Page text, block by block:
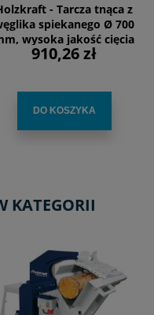
- Tarcza tnąca z
spiekanego Ø 700
wysoka jakość cięcia
910,26 zł
DO KOSZYKA
KATEGORII